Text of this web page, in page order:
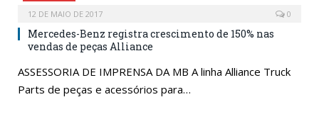
12 DE MAIO DE 2017 0
Mercedes-Benz registra crescimento de 150% nas
vendas de peças Alliance
ASSESSORIA DE IMPRENSA DA MB A linha Alliance Truck
Parts de peças e acessórios para…